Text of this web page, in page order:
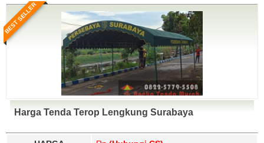
BEST SELLER
Harga Tenda Terop Lengkung Surabaya